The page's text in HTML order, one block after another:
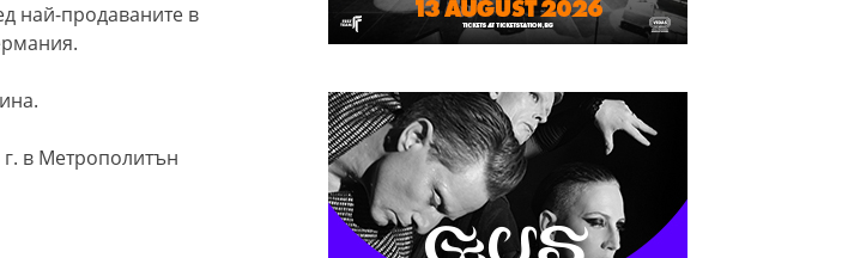
най-продаваните в
в Метрополитън